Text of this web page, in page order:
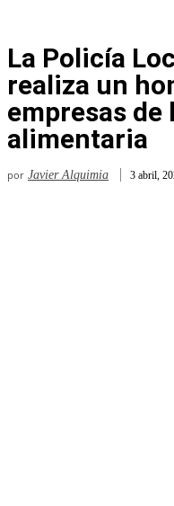
La Policía
realiza un
empresas
alimentaria
por Javier Alquimia 3 abril,